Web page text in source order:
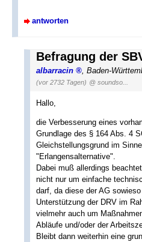
antworten
Befragung der
albarracin Baden-
(vor 2732 Tagen) @ soundso...
Hallo,
die Verbesserung eines
Grundlage des § 164 Abs. 4
Gleichstellungsgrund im
"Erlangensalternative".
Dabei muß allerdings
nicht nur um einfache
darf, da diese der AG
Unterstützung der DRV im
vielmehr auch um
Abläufe und/oder der
Bleibt dann weiterhin eine